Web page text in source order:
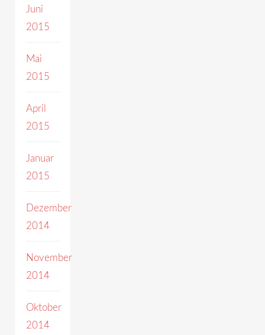
Juni
2015
Mai
2015
April
2015
Januar
2015
Dezember
2014
November
2014
Oktober
2014